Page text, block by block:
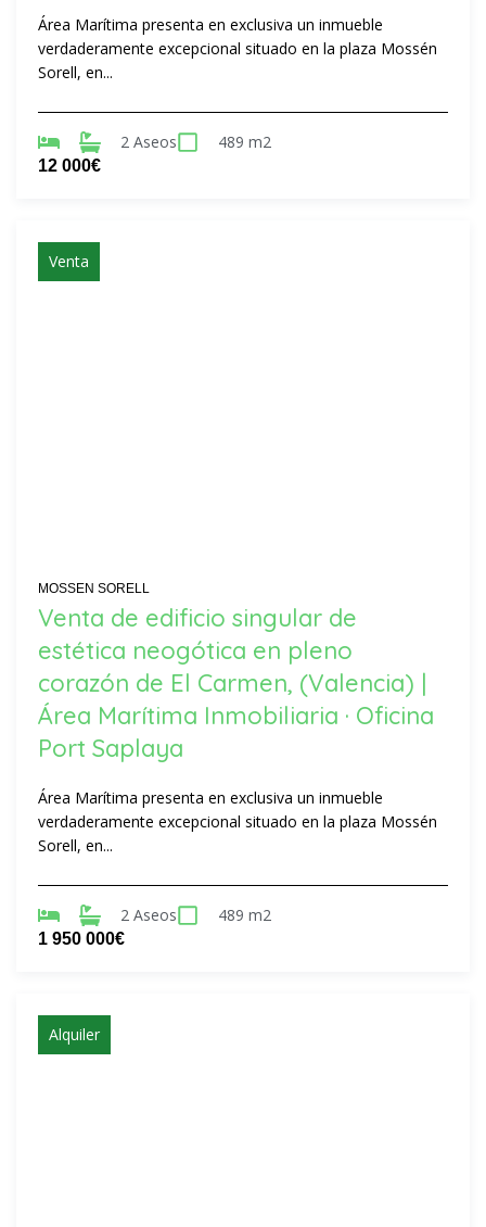
Área Marítima presenta en exclusiva un inmueble
verdaderamente excepcional situado en la plaza Mossén
Sorell, en...
2 Aseos 489 m2
12 000€
Venta
MOSSEN SORELL
Venta de edificio singular de
estética neogótica en pleno
corazón de El Carmen, (Valencia) |
Área Marítima Inmobiliaria · Oficina
Port Saplaya
Área Marítima presenta en exclusiva un inmueble
verdaderamente excepcional situado en la plaza Mossén
Sorell, en...
2 Aseos 489 m2
1 950 000€
Alquiler